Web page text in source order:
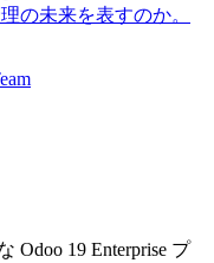
の未来を表すのか。
Odoo 19 Enterprise プ